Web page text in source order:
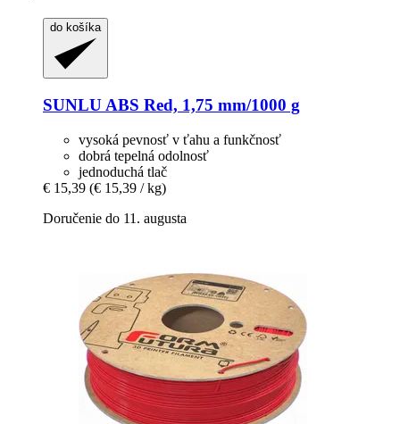
do košíka
SUNLU ABS Red, 1,75 mm/1000 g
vysoká pevnosť v ťahu a funkčnosť
dobrá tepelná odolnosť
jednoduchá tlač
€ 15,39 (€ 15,39 / kg)
Doručenie do 11. augusta